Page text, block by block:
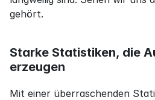
gehört.
Starke Statistiken, die
erzeugen
Mit einer überraschenden